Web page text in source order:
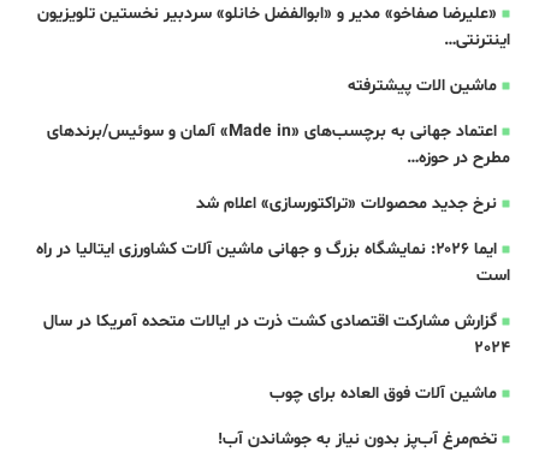
«علیرضا صفاخو» مدیر و «ابوالفضل خانلو» سردبیر نخستین تلویزیون
اینترنتی…
ماشین الات پیشترفته
اعتماد جهانی به برچسب‌های «Made in» آلمان و سوئیس/برندهای
مطرح در حوزه…
نرخ جدید محصولات «تراکتورسازی» اعلام شد
ایما ۲۰۲۶: نمایشگاه بزرگ و جهانی ماشین آلات کشاورزی ایتالیا در راه
است
گزارش مشارکت اقتصادی کشت ذرت در ایالات متحده آمریکا در سال
2024
ماشین آلات فوق العاده برای چوب
تخم‌مرغ آب‌پز بدون نیاز به جوشاندن آب!